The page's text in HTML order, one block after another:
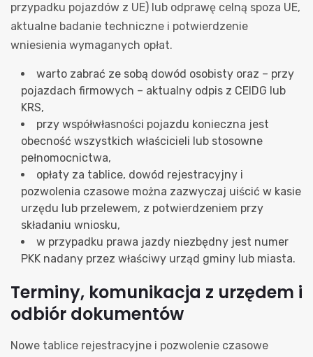
przypadku pojazdów z UE) lub odprawę celną spoza UE,
aktualne badanie techniczne i potwierdzenie
wniesienia wymaganych opłat.
warto zabrać ze sobą dowód osobisty oraz – przy
pojazdach firmowych – aktualny odpis z CEIDG lub
KRS,
przy współwłasności pojazdu konieczna jest
obecność wszystkich właścicieli lub stosowne
pełnomocnictwa,
opłaty za tablice, dowód rejestracyjny i
pozwolenia czasowe można zazwyczaj uiścić w kasie
urzędu lub przelewem, z potwierdzeniem przy
składaniu wniosku,
w przypadku prawa jazdy niezbędny jest numer
PKK nadany przez właściwy urząd gminy lub miasta.
Terminy, komunikacja z urzędem i
odbiór dokumentów
Nowe tablice rejestracyjne i pozwolenie czasowe